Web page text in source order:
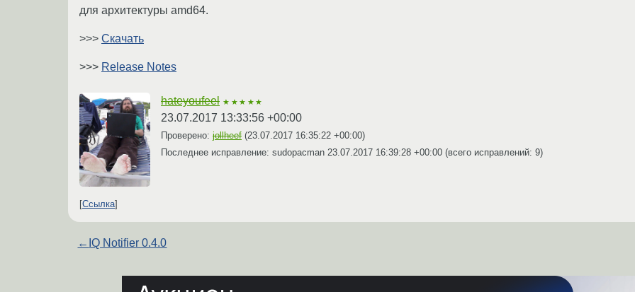
для архитектуры amd64.
>>> Скачать
>>> Release Notes
hateyoufeel ★★★★★
23.07.2017 13:33:56 +00:00
Проверено: jollheef (23.07.2017 16:35:22 +00:00)
Последнее исправление: sudopacman 23.07.2017 16:39:28 +00:00 (всего исправлений: 9)
Ссылка
← IQ Notifier 0.4.0